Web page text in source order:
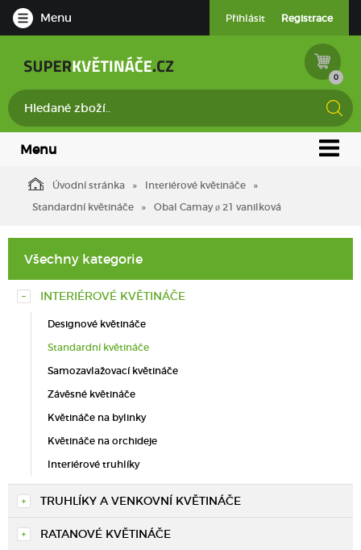
Menu Přihlásit Registrace
0
Menu
Úvodní stránka
Interiérové květináče
Standardní květináče
Obal Camay ø 21 vanilková
Všechny kategorie
INTERIÉROVÉ KVĚTINÁČE
Designové květináče
Standardní květináče
Samozavlažovací květináče
Závěsné květináče
Květináče na bylinky
Květináče na orchideje
Interiérové truhlíky
TRUHLÍKY A VENKOVNÍ KVĚTINÁČE
RATANOVÉ KVĚTINÁČE